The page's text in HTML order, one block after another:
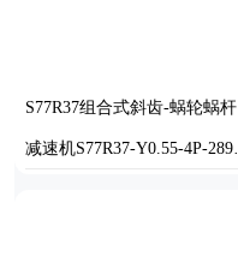
S77R37组合式斜齿-蜗轮蜗杆
减速机S77R37-Y0.55-4P-289-